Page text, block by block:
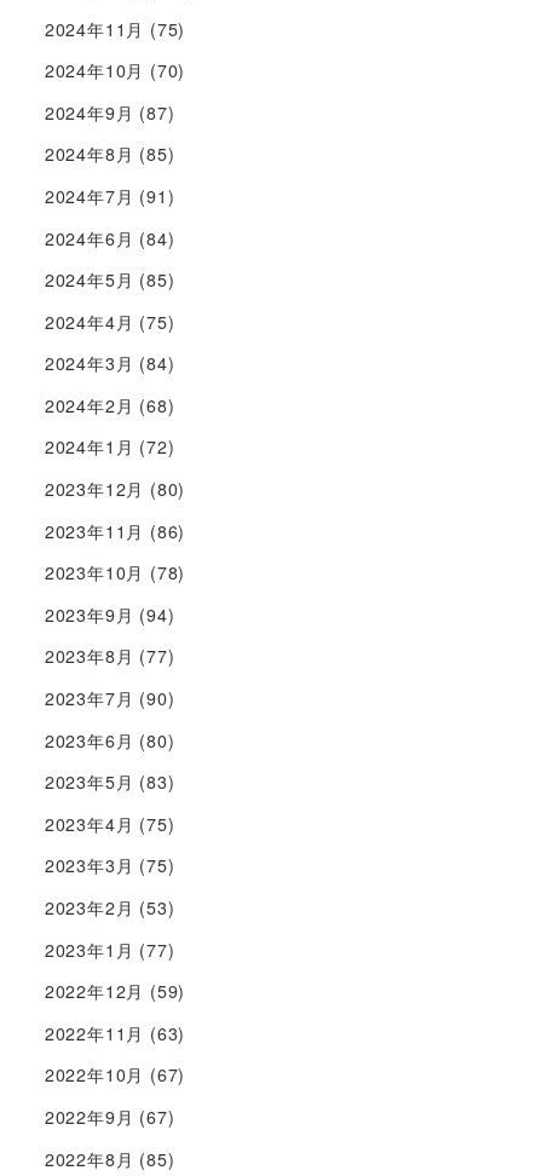
2024年11月 (75)
2024年10月 (70)
2024年9月 (87)
2024年8月 (85)
2024年7月 (91)
2024年6月 (84)
2024年5月 (85)
2024年4月 (75)
2024年3月 (84)
2024年2月 (68)
2024年1月 (72)
2023年12月 (80)
2023年11月 (86)
2023年10月 (78)
2023年9月 (94)
2023年8月 (77)
2023年7月 (90)
2023年6月 (80)
2023年5月 (83)
2023年4月 (75)
2023年3月 (75)
2023年2月 (53)
2023年1月 (77)
2022年12月 (59)
2022年11月 (63)
2022年10月 (67)
2022年9月 (67)
2022年8月 (85)